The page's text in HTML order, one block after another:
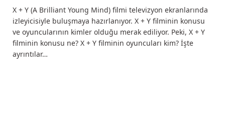
X + Y (A Brilliant Young Mind) filmi televizyon ekranlarında
izleyicisiyle buluşmaya hazırlanıyor. X + Y filminin konusu
ve oyuncularının kimler olduğu merak ediliyor. Peki, X + Y
filminin konusu ne? X + Y filminin oyuncuları kim? İşte
ayrıntılar…